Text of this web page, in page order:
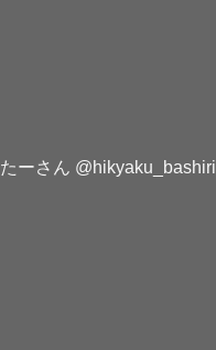
たーさん @hikyaku_bashiri